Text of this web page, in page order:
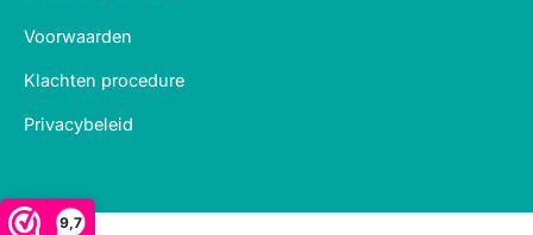
9,7
Voorwaarden
Klachten procedure
Privacybeleid